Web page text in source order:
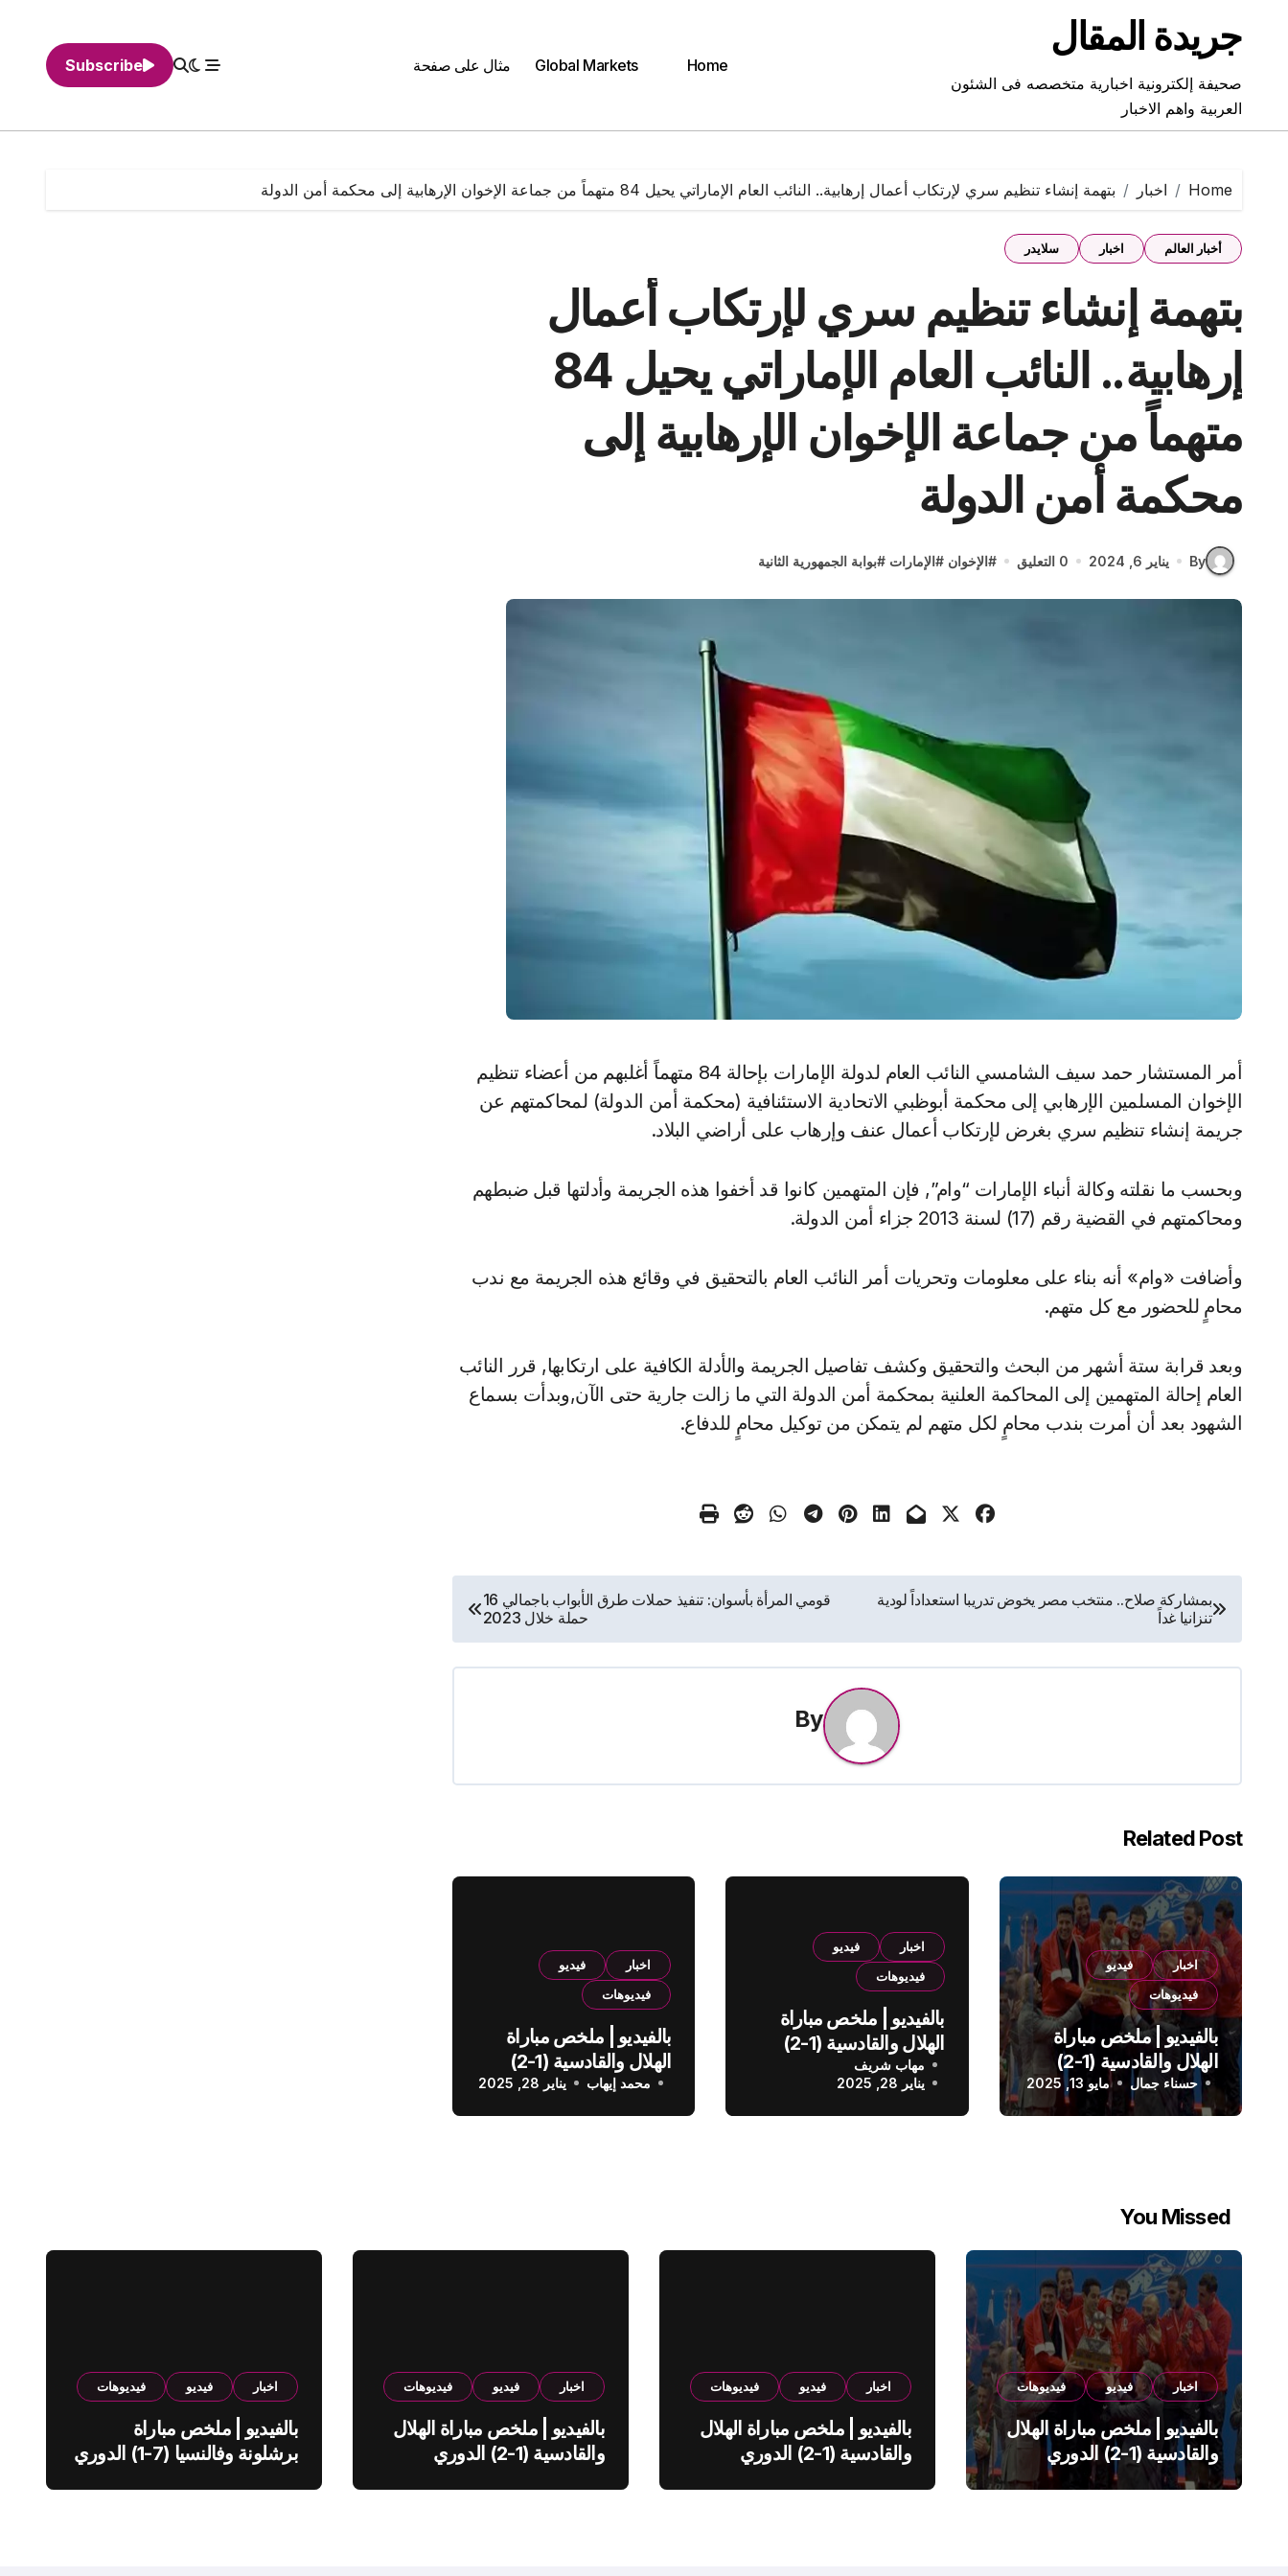
contentجريدة المقال
صحيفة إلكترونية اخبارية متخصصه فى الشئون
العربية واهم الاخبار
Home
Global Markets مثال على صفحة Subscribe
Home اخبار بتهمة إنشاء تنظيم سري لإرتكاب أعمال إرهابية.. النائب العام الإماراتي يحيل 84 متهماً من جماعة الإخوان الإرهابية إلى محكمة أمن الدولة
أخبار العالم اخبار سلايدر
بتهمة إنشاء تنظيم سري لإرتكاب أعمال
إرهابية.. النائب العام الإماراتي يحيل 84
متهماً من جماعة الإخوان الإرهابية إلى
محكمة أمن الدولة
By يناير 6, 2024 0 التعليق #الإخوان #الإمارات #بوابة الجمهورية الثانية
أمر المستشار حمد سيف الشامسي النائب العام لدولة الإمارات بإحالة 84 متهماً أغلبهم من أعضاء تنظيم
الإخوان المسلمين الإرهابي إلى محكمة أبوظبي الاتحادية الاستئنافية (محكمة أمن الدولة) لمحاكمتهم عن
جريمة إنشاء تنظيم سري بغرض لإرتكاب أعمال عنف وإرهاب على أراضي البلاد.
وبحسب ما نقلته وكالة أنباء الإمارات “وام”, فإن المتهمين كانوا قد أخفوا هذه الجريمة وأدلتها قبل ضبطهم
ومحاكمتهم في القضية رقم (17) لسنة 2013 جزاء أمن الدولة.
وأضافت «وام» أنه بناء على معلومات وتحريات أمر النائب العام بالتحقيق في وقائع هذه الجريمة مع ندب
محامٍ للحضور مع كل متهم.
وبعد قرابة ستة أشهر من البحث والتحقيق وكشف تفاصيل الجريمة والأدلة الكافية على ارتكابها, قرر النائب
العام إحالة المتهمين إلى المحاكمة العلنية بمحكمة أمن الدولة التي ما زالت جارية حتى الآن,وبدأت بسماع
الشهود بعد أن أمرت بندب محامٍ لكل متهم لم يتمكن من توكيل محامٍ للدفاع.
تصفّح
المقالات
بمشاركة صلاح.. منتخب مصر يخوض تدريبا استعداداً لودية
تنزانيا غداً
قومي المرأة بأسوان: تنفيذ حملات طرق الأبواب باجمالي 16
حملة خلال 2023
By
Related Post
اخبار
فيديو
فيديوهات
بالفيديو | ملخص مباراة
الهلال والقادسية (1-2)
الدوري السعودي
حسناء جمال مايو 13, 2025
اخبار
فيديو
فيديوهات
بالفيديو | ملخص مباراة
الهلال والقادسية (1-2)
الدوري السعودي
مهاب شريف
يناير 28, 2025
اخبار
فيديو
فيديوهات
بالفيديو | ملخص مباراة
الهلال والقادسية (1-2)
الدوري السعودي
محمد إيهاب يناير 28, 2025
You Missed
اخبار فيديو فيديوهات
بالفيديو | ملخص مباراة الهلال
والقادسية (1-2) الدوري
السعودي
اخبار فيديو فيديوهات
بالفيديو | ملخص مباراة الهلال
والقادسية (1-2) الدوري
اخبار فيديو فيديوهات
بالفيديو | ملخص مباراة الهلال
والقادسية (1-2) الدوري
اخبار فيديو فيديوهات
بالفيديو | ملخص مباراة
برشلونة وفالنسيا (7-1) الدوري